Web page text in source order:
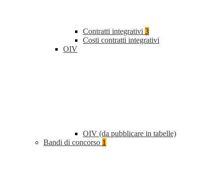
Contratti integrativi 3
Costi contratti integrativi
OIV
OIV (da pubblicare in tabelle)
Bandi di concorso 1